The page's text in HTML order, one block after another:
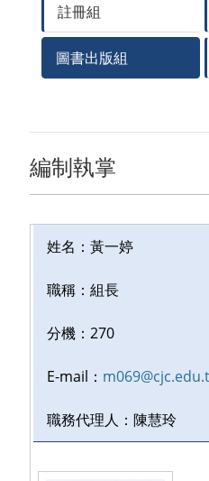
註冊組
圖書出版組
編制執掌
姓名： 黃一婷
職稱： 組長
分機： 270
E-mail：
職務代理人： 陳慧玲